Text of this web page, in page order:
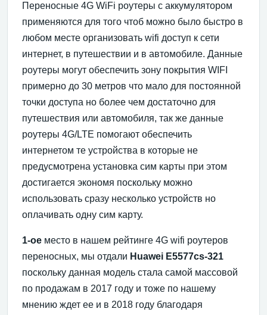
Переносные 4G WiFi роутеры с аккумулятором
применяются для того чтоб можно было быстро в
любом месте организовать wifi доступ к сети
интернет, в путешествии и в автомобиле. Данные
роутеры могут обеспечить зону покрытия WIFI
примерно до 30 метров что мало для постоянной
точки доступа но более чем достаточно для
путешествия или автомобиля, так же данные
роутеры 4G/LTE помогают обеспечить
интернетом те устройства в которые не
предусмотрена установка сим карты при этом
достигается экономя поскольку можно
использовать сразу несколько устройств но
оплачивать одну сим карту.
1-ое место в нашем рейтинге 4G wifi роутеров
переносных, мы отдали Huawei E5577cs-321
поскольку данная модель стала самой массовой
по продажам в 2017 году и тоже по нашему
мнению ждет ее и в 2018 году благодаря